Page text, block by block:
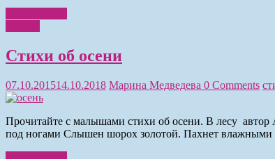
Стихи об осени
07.10.201514.10.2018 Марина Медведева 0 Comments
Прочитайте с малышами стихи об осени. В лесу
под ногами Слышен шорох золотой. Пахнет влажными